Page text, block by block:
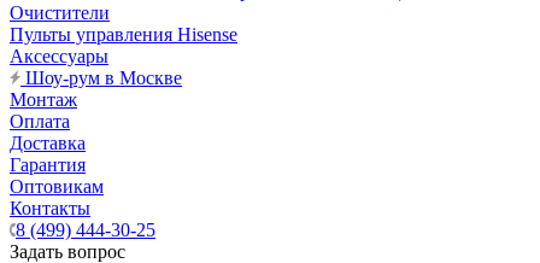
Очистители
Пульты управления Hisense
Аксессуары
Шоу-рум в Москве
Монтаж
Оплата
Доставка
Гарантия
Оптовикам
Контакты
8 (499) 444-30-25
Задать вопрос